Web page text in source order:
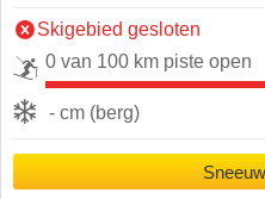
Skigebied gesloten
0 van 100 km piste open
- cm (berg)